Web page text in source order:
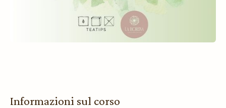
Informazioni sul corso